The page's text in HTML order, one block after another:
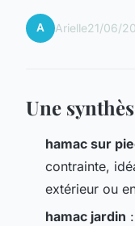
A Arielle21/06/
Une
hamac sur
contrainte,
extérieur ou
hamac jardin